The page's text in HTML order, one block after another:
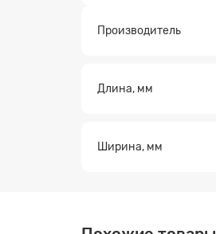
Производитель
Длина, мм
Ширина, мм